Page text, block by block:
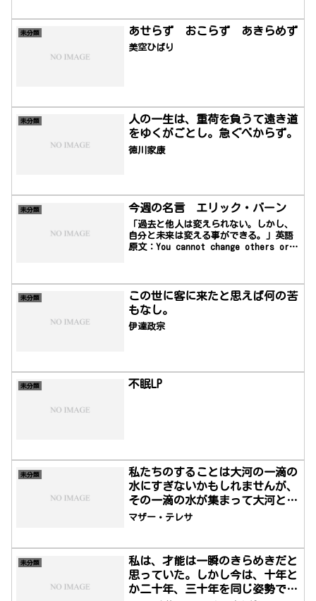
未分類 あせらず おこらず あきらめず
美空ひばり
未分類
人の一生は、重荷を負うて遠き道
をゆくがごとし。急ぐべからず。
徳川家康
未分類 今週の名言 エリック・バーン
「過去と他人は変えられない。しかし、
自分と未来は変える事ができる。」英語
原文：You cannot change others or
年7月15日）は、カナダ出身の精神科医。
1957年に交流分析(Transactional
Ana...
未分類
この世に客に来たと思えば何の苦
もなし。
伊達政宗
未分類 不眠LP
未分類
私たちのすることは大河の一滴の
水にすぎないかもしれませんが、
その一滴の水が集まって大河とな
るのです。
マザー・テレサ
未分類
私は、才能は一瞬のきらめきだと
思っていた。しかし今は、十年と
か二十年、三十年を同じ姿勢で、